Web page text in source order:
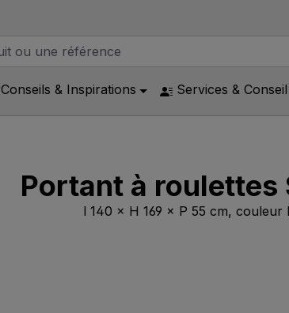
Conseils & Inspirations Services & Conseil
Portant à roulettes
l 140 × H 169 × P 55 cm, couleur